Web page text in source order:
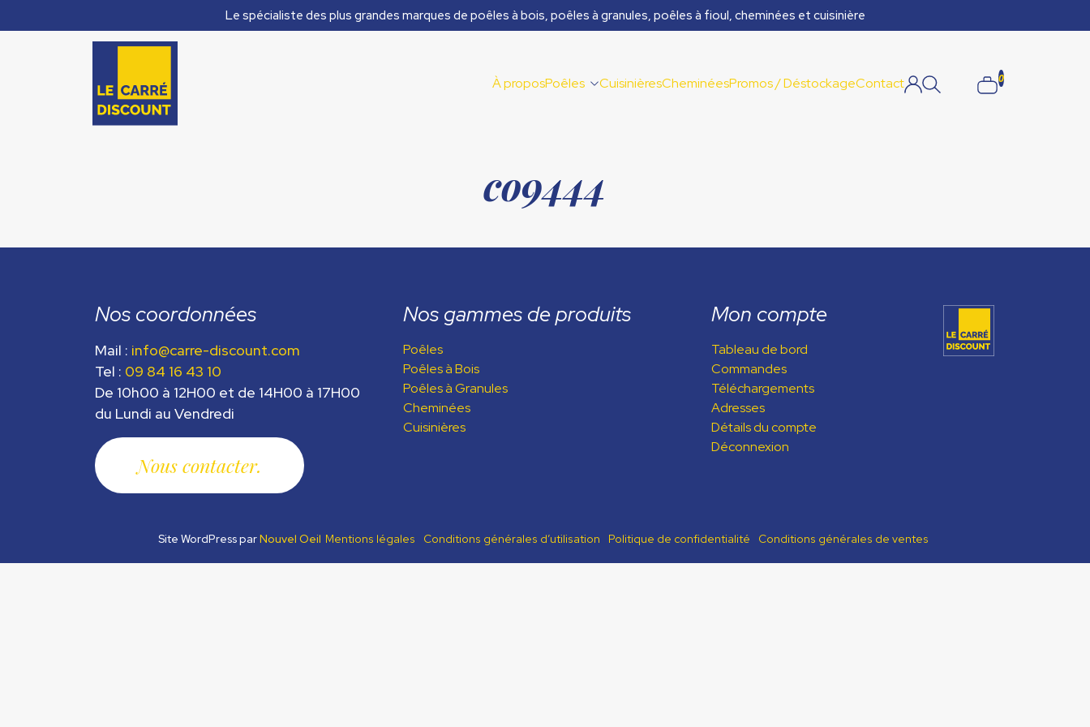
Le spécialiste des plus grandes marques de poêles à bois, poêles à granules, poêles à fioul, cheminées et cuisinière
À proposPoêles CuisinièresCheminéesPromos / DéstockageContact 0
co9444
Nos coordonnées
Mail : info@carre-discount.com
Tel : 09 84 16 43 10
De 10h00 à 12H00 et de 14H00 à 17H00
du Lundi au Vendredi
Nous contacter
Nos gammes de produits
Poêles
Poêles à Bois
Poêles à Granules
Cheminées
Cuisinières
Mon compte
Tableau de bord
Commandes
Téléchargements
Adresses
Détails du compte
Déconnexion
Site WordPress parNouvel Oeil Mentions légales Conditions générales d’utilisation Politique de confidentialité Conditions générales de ventes